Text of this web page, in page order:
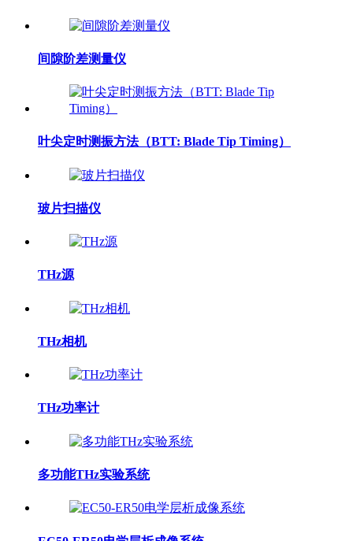
间隙阶差测量仪
叶尖定时测振方法（BTT: Blade Tip Timing）
玻片扫描仪
THz源
THz相机
THz功率计
多功能THz实验系统